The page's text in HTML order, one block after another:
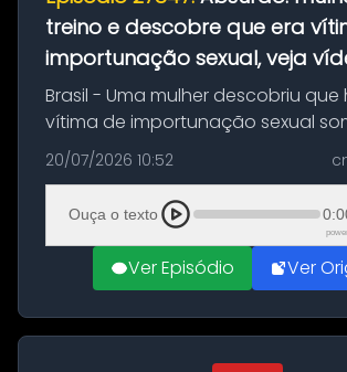
treino e descobre que era
importunação sexual, veja
Brasil - Uma mulher descobriu que
vítima de importunação sexual
assistir a um vídeo que gravou
treinava na academia de um
Feira de Santana, na Bahia. O c...
20/07/2026 10:52
Ouça o texto
Ver Episódio Ver